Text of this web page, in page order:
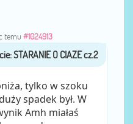
temu #1024913
tylko w szoku
spadek był. W
Amh miałaś